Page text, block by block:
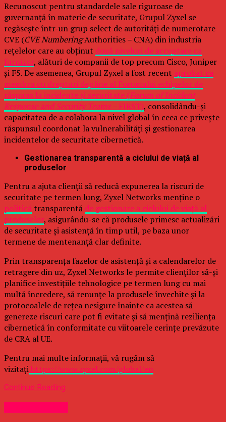
Recunoscut pentru standardele sale riguroase de
guvernanță în materie de securitate, Grupul Zyxel se
regăsește într-un grup select de autorități de numerotare
CVE (CVE NumberingAuthorities – CNA) din industria
rețelelor care au obținut două niveluri de acceptare ca
furnizor, alături de companii de top precum Cisco, Juniper
și F5. De asemenea, Grupul Zyxel a fost recent aprobat ca
membru cu drepturi depline al Forumului echipelor de
răspuns la incidente și securitate (Forum of Incident
Response and Security Teams –FIRST), consolidându-și
capacitatea de a colabora la nivel global în ceea ce privește
răspunsul coordonat la vulnerabilități și gestionarea
incidentelor de securitate cibernetică.
Gestionarea transparentă a ciclului de viață al
produselor
Pentru a ajuta clienții să reducă expunerea la riscuri de
securitate pe termen lung, Zyxel Networks menține o
politică transparentă de gestionare a ciclului de viață al
produselor, asigurându-se că produsele primesc actualizări
de securitate și asistență în timp util, pe baza unor
termene de mentenanță clar definite.
Prin transparența fazelor de asistență și a calendarelor de
retragere din uz, Zyxel Networks le permite clienților să-și
planifice investițiile tehnologice pe termen lung cu mai
multă încredere, să renunțe la produsele învechite și la
protocoalele de rețea nesigure înainte ca acestea să
genereze riscuri care pot fi evitate și să mențină reziliența
cibernetică în conformitate cu viitoarele cerințe prevăzute
de CRA al UE.
Pentru mai multe informații, vă rugăm să
vizitațihttps://www.zyxel.com/global/en
Continue Reading